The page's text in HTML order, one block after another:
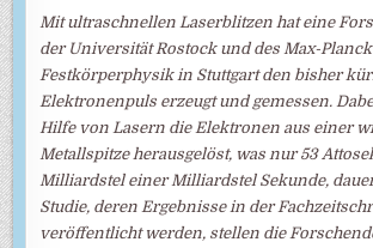
Mit ultraschnellen Laserblitzen hat eine
der Universität Rostock und des Max-
Festkörperphysik in Stuttgart den bisher
Elektronenpuls erzeugt und gemessen.
Hilfe von Lasern die Elektronen aus einer
Metallspitze herausgelöst, was nur 53
Milliardstel einer Milliardstel Sekunde,
Studie, deren Ergebnisse in der
veröffentlicht werden, stellen die